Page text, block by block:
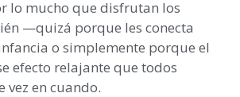
lo mucho que disfrutan los
—quizá porque les conecta
o simplemente porque el
efecto relajante que todos
vez en cuando.